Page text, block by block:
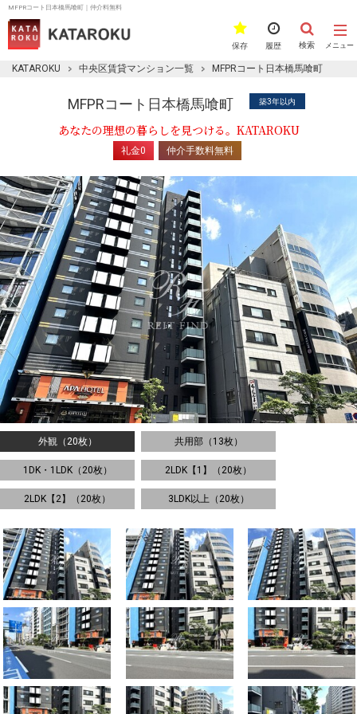
MFPRコート日本橋馬喰町｜仲介料無料
メニュー
検索
履歴
保存
KATAROKU 中央区賃貸マンション一覧 MFPRコート日本橋馬喰町
MFPRコート日本橋馬喰町 築3年以内
あなたの理想の暮らしを見つける。KATAROKU
礼金0 仲介手数料無料
外観（20枚） 共用部（13枚）
1DK・1LDK（20枚） 2LDK【1】（20枚）
2LDK【2】（20枚） 3LDK以上（20枚）